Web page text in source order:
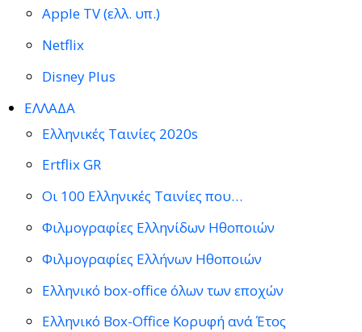
Apple TV (ελλ. υπ.)
Netflix
Disney Plus
ΕΛΛΑΔΑ
Ελληνικές Ταινίες 2020s
Ertflix GR
Οι 100 Ελληνικές Ταινίες που…
Φιλμογραφίες Ελληνίδων Ηθοποιών
Φιλμογραφίες Ελλήνων Ηθοποιών
Ελληνικό box-office όλων των εποχών
Ελληνικό Box-Office Κορυφή ανά Έτος